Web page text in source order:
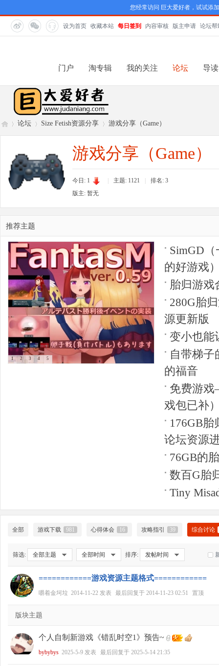
您经常访问 巨大爱好者，试试添
设为首页 收藏本站 每日签到 内容审核 版主申请 论坛帮
门户 淘专辑 我的关注 论坛 导读
»
论坛
›
Size Fetish资源分享 游戏分享（Game）
游戏分享（Game）
今日: 1 主题: 1121 排名: 3
版主: 暂无
推荐主题
1 2 3 4 5
SimGD
的好游戏
胎归游戏
280G胎
源更新版
变小也能
自带梯子
的福音
免费游
戏包已补
176GB
论坛资源
76GB的
数百G胎
Tiny
全部 游戏下载 981 心得体会 16 攻略指引 39 综合讨论
筛选: 全部主题 全部时间 排序: 发帖时间
============游戏资源主题格式============
嚼着金坷垃 2014-11-22 发表 最后回复于 2014-11-23 02:51 置顶
版块主题
个人自制新游戏《错乱时空1》预告~
bybybys 2025-5-9 发表 最后回复于 2025-5-14 21:35